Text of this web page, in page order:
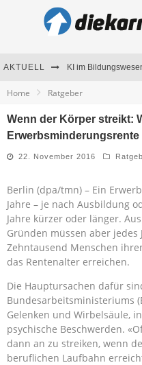
AKTUELL
Home Ratgeber
Wenn der Körper streikt:
22. November 2016
Berlin (dpa/tmn) – Ein
Jahre – je nach Ausbildung
Jahre kürzer oder länger.
Gründen müssen aber jedes
Zehntausend Menschen
das Rentenalter erreichen.
Die Hauptursachen dafür
Bundesarbeitsministeriums
Gelenken und Wirbelsäule,
psychische Beschwerden.
dann an zu streiken, wenn
beruflichen Laufbahn